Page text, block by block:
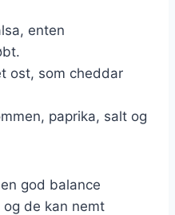
enten
ost, som cheddar
paprika, salt og
god balance
og de kan nemt